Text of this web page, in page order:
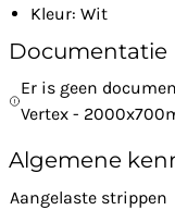
Kleur: Wit
Documentatie
Er is geen
Vertex -
Algemene
Aangelaste strippen